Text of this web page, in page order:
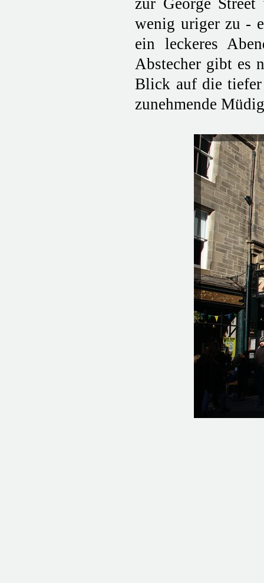
zur George
wenig uriger zu -
ein leckeres
Abstecher gibt es
Blick auf die tiefer
zunehmende